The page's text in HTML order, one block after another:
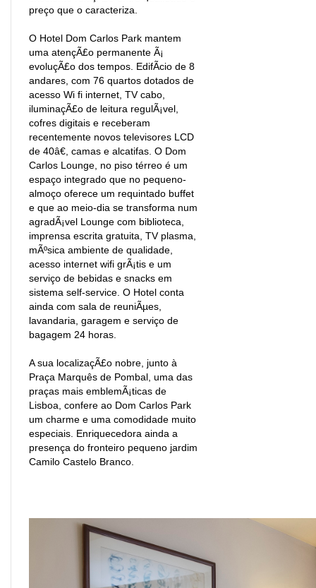
preço que o caracteriza.
O Hotel Dom Carlos Park mantem
uma atençÃ£o permanente Ã¡
evoluçÃ£o dos tempos. EdifÃ­cio de 8
andares, com 76 quartos dotados de
acesso Wi fi internet, TV cabo,
iluminaçÃ£o de leitura regulÃ¡vel,
cofres digitais e receberam
recentemente novos televisores LCD
de 40â€, camas e alcatifas. O Dom
Carlos Lounge, no piso térreo é um
espaço integrado que no pequeno-
almoço oferece um requintado buffet
e que ao meio-dia se transforma num
agradÃ¡vel Lounge com biblioteca,
imprensa escrita gratuita, TV plasma,
mÃºsica ambiente de qualidade,
acesso internet wifi grÃ¡tis e um
serviço de bebidas e snacks em
sistema self-service. O Hotel conta
ainda com sala de reuniÃµes,
lavandaria, garagem e serviço de
bagagem 24 horas.
A sua localizaçÃ£o nobre, junto à
Praça Marquês de Pombal, uma das
praças mais emblemÃ¡ticas de
Lisboa, confere ao Dom Carlos Park
um charme e uma comodidade muito
especiais. Enriquecedora ainda a
presença do fronteiro pequeno jardim
Camilo Castelo Branco.